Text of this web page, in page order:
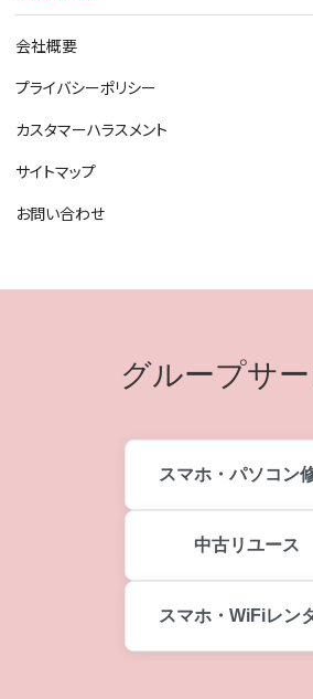
会社概要
プライバシーポリシー
カスタマーハラスメント
サイトマップ
お問い合わせ
グループサ
スマホ・パソコン
中古リユース
スマホ・WiFiレン